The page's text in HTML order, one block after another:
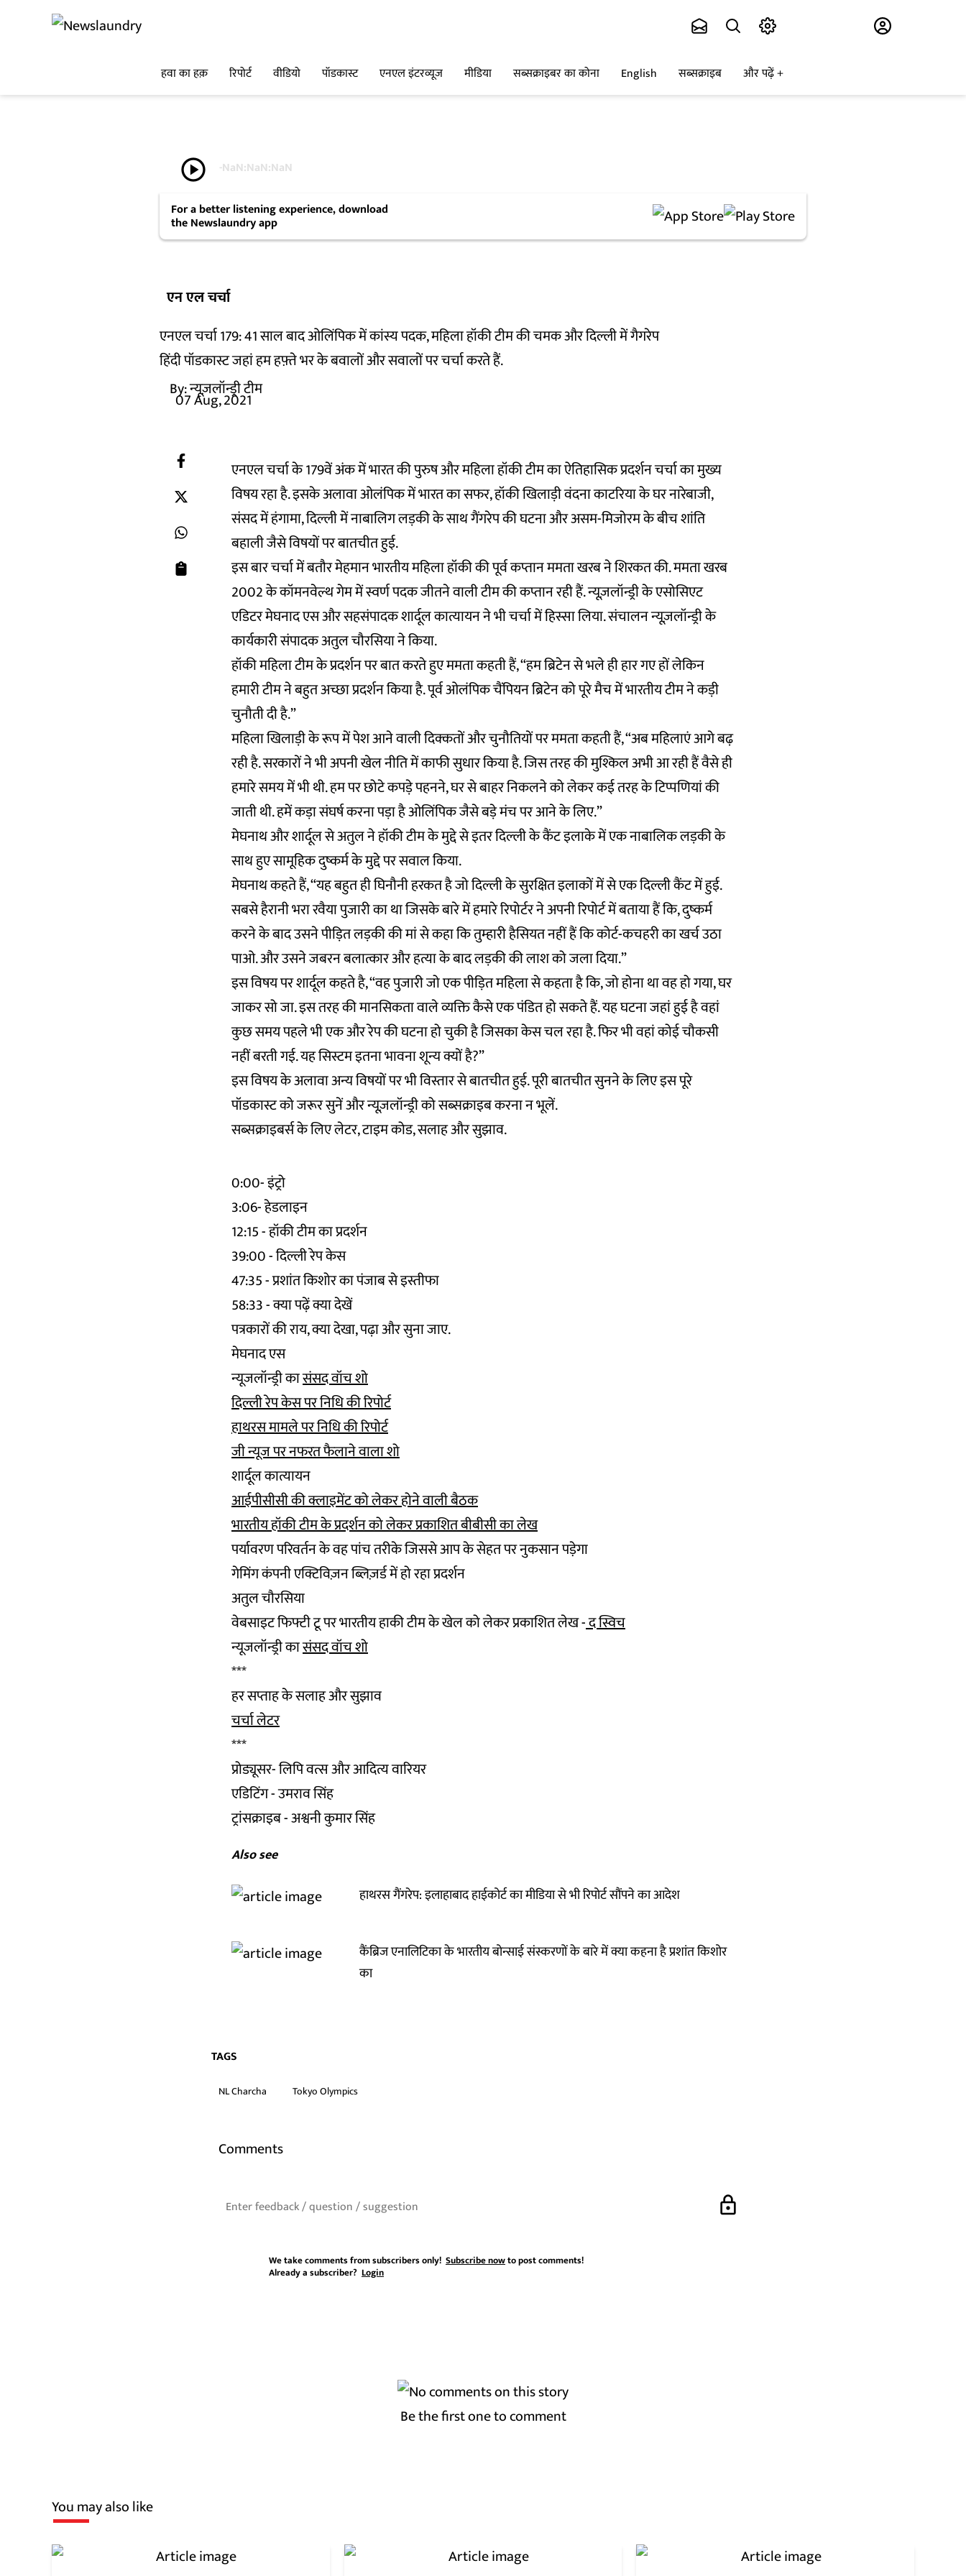
हवा का हक़ रिपोर्ट वीडियो पॉडकास्ट एनएल इंटरव्यूज मीडिया सब्सक्राइबर का कोना English सब्सक्राइब और पढ़ें
play_circle -NaN:NaN:NaN
For a better listening experience, download
the Newslaundry app
एन एल चर्चा
एनएल चर्चा 179: 41 साल बाद ओलिंपिक में कांस्य पदक, महिला हॉकी टीम की चमक और दिल्ली में गैगरेप
हिंदी पॉडकास्ट जहां हम हफ़्ते भर के बवालों और सवालों पर चर्चा करते हैं.
By:न्यूज़लॉन्ड्री टीम
07 Aug, 2021
एनएल चर्चा के 179वें अंक में भारत की पुरुष और महिला हॉकी टीम का ऐतिहासिक प्रदर्शन चर्चा का मुख्य
विषय रहा है. इसके अलावा ओलंपिक में भारत का सफर, हॉकी खिलाड़ी वंदना काटरिया के घर नारेबाजी,
संसद में हंगामा, दिल्ली में नाबालिग लड़की के साथ गैंगरेप की घटना और असम-मिजोरम के बीच शांति
बहाली जैसे विषयों पर बातचीत हुई.
इस बार चर्चा में बतौर मेहमान भारतीय महिला हॉकी की पूर्व कप्तान ममता खरब ने शिरकत की. ममता खरब
2002 के कॉमनवेल्थ गेम में स्वर्ण पदक जीतने वाली टीम की कप्तान रही हैं. न्यूज़लॉन्ड्री के एसोसिएट
एडिटर मेघनाद एस और सहसंपादक शार्दूल कात्यायन ने भी चर्चा में हिस्सा लिया. संचालन न्यूज़लॉन्ड्री के
कार्यकारी संपादक अतुल चौरसिया ने किया.
हॉकी महिला टीम के प्रदर्शन पर बात करते हुए ममता कहती हैं, “हम ब्रिटेन से भले ही हार गए हों लेकिन
हमारी टीम ने बहुत अच्छा प्रदर्शन किया है. पूर्व ओलंपिक चैंपियन ब्रिटेन को पूरे मैच में भारतीय टीम ने कड़ी
चुनौती दी है.”
महिला खिलाड़ी के रूप में पेश आने वाली दिक्कतों और चुनौतियों पर ममता कहती हैं, “अब महिलाएं आगे बढ़
रही है. सरकारों ने भी अपनी खेल नीति में काफी सुधार किया है. जिस तरह की मुश्किल अभी आ रही हैं वैसे ही
हमारे समय में भी थी. हम पर छोटे कपड़े पहनने, घर से बाहर निकलने को लेकर कई तरह के टिप्पणियां की
जाती थी. हमें कड़ा संघर्ष करना पड़ा है ओलिंपिक जैसे बड़े मंच पर आने के लिए.”
मेघनाथ और शार्दूल से अतुल ने हॉकी टीम के मुद्दे से इतर दिल्ली के कैंट इलाके में एक नाबालिक लड़की के
साथ हुए सामूहिक दुष्कर्म के मुद्दे पर सवाल किया.
मेघनाथ कहते हैं, “यह बहुत ही घिनौनी हरकत है जो दिल्ली के सुरक्षित इलाकों में से एक दिल्ली कैंट में हुई.
सबसे हैरानी भरा रवैया पुजारी का था जिसके बारे में हमारे रिपोर्टर ने अपनी रिपोर्ट में बताया हैं कि, दुष्कर्म
करने के बाद उसने पीड़ित लड़की की मां से कहा कि तुम्हारी हैसियत नहीं हैं कि कोर्ट-कचहरी का खर्च उठा
पाओ. और उसने जबरन बलात्कार और हत्या के बाद लड़की की लाश को जला दिया.”
इस विषय पर शार्दूल कहते है, “वह पुजारी जो एक पीड़ित महिला से कहता है कि, जो होना था वह हो गया, घर
जाकर सो जा. इस तरह की मानसिकता वाले व्यक्ति कैसे एक पंडित हो सकते हैं. यह घटना जहां हुई है वहां
कुछ समय पहले भी एक और रेप की घटना हो चुकी है जिसका केस चल रहा है. फिर भी वहां कोई चौकसी
नहीं बरती गई. यह सिस्टम इतना भावना शून्य क्यों है?”
इस विषय के अलावा अन्य विषयों पर भी विस्तार से बातचीत हुई. पूरी बातचीत सुनने के लिए इस पूरे
पॉडकास्ट को जरूर सुनें और न्यूज़लॉन्ड्री को सब्सक्राइब करना न भूलें.
सब्सक्राइबर्स के लिए लेटर, टाइम कोड, सलाह और सुझाव.
0:00- इंट्रो
3:06- हेडलाइन
12:15 - हॉकी टीम का प्रदर्शन
39:00 - दिल्ली रेप केस
47:35 - प्रशांत किशोर का पंजाब से इस्तीफा
58:33 - क्या पढ़ें क्या देखें
पत्रकारों की राय, क्या देखा, पढ़ा और सुना जाए.
मेघनाद एस
न्यूजलॉन्ड्री कासंसद वॉच शो
दिल्ली रेप केस पर निधि की रिपोर्ट
हाथरस मामले पर निधि की रिपोर्ट
जी न्यूज पर नफरत फैलाने वाला शो
शार्दूल कात्यायन
आईपीसीसी की क्लाइमेंट को लेकर होने वाली बैठक
भारतीय हॉकी टीम के प्रदर्शन को लेकर प्रकाशित बीबीसी का लेख
पर्यावरण परिवर्तन के वह पांच तरीके जिससे आप के सेहत पर नुकसान पडे़गा
गेमिंग कंपनी एक्टिविज़न ब्लिज़र्ड में हो रहा प्रदर्शन
अतुल चौरसिया
वेबसाइट फिफ्टी टू पर भारतीय हाकी टीम के खेल को लेकर प्रकाशित लेख -द स्विच
न्यूजलॉन्ड्री कासंसद वॉच शो
***
हर सप्ताह के सलाह और सुझाव
चर्चा लेटर
***
प्रोड्यूसर- लिपि वत्स और आदित्य वारियर
एडिटिंग - उमराव सिंह
ट्रांसक्राइब - अश्वनी कुमार सिंह
Also see
हाथरस गैंगरेप: इलाहाबाद हाईकोर्ट का मीडिया से भी रिपोर्ट सौंपने का आदेश
कैंब्रिज एनालिटिका के भारतीय बोन्साई संस्करणों के बारे में क्या कहना है प्रशांत किशोर
का
TAGS
NL Charcha Tokyo Olympics
Comments
lock
We take comments from subscribers only! Subscribe nowto post comments!
Already a subscriber? Login
Be the first one to comment
You may also like